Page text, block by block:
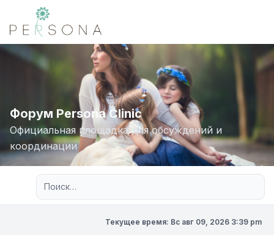
Форум Persona Clinic
Официальная площадка для обсуждений и
координации
Текущее время: Вс авг 09, 2026 3:39 pm